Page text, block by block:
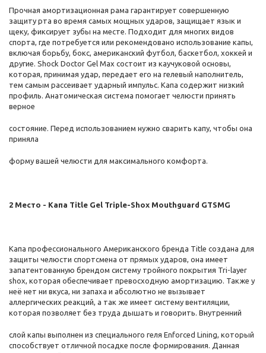
Прочная амортизационная рама гарантирует совершенную
защиту рта во время самых мощных ударов, защищает язык и
щеку, фиксирует зубы на месте. Подходит для многих видов
спорта, где потребуется или рекомендовано использование капы,
включая борьбу, бокс, американский футбол, баскетбол, хоккей и
другие. Shock Doctor Gel Max состоит из каучуковой основы,
которая, принимая удар, передает его на гелевый наполнитель,
тем самым рассеивает ударный импульс. Капа содержит низкий
профиль. Анатомическая система помогает челюсти принять
верное
состояние. Перед использованием нужно сварить капу, чтобы она
приняла
форму вашей челюсти для максимального комфорта.
2 Место - Капа Title Gel Triple-Shox Mouthguard GTSMG
Капа профессионального Американского бренда Title создана для
защиты челюсти спортсмена от прямых ударов, она имеет
запатентованную брендом систему тройного покрытия Tri-layer
shox, которая обеспечивает превосходную амортизацию. Также у
неё нет ни вкуса, ни запаха и абсолютно не вызывает
аллергических реакций, а так же имеет систему вентиляции,
которая позволяет без труда дышать и говорить. Внутренний
слой капы выполнен из специального геля Enforced Lining, который
способствует отличной посадке после формирования. Данная